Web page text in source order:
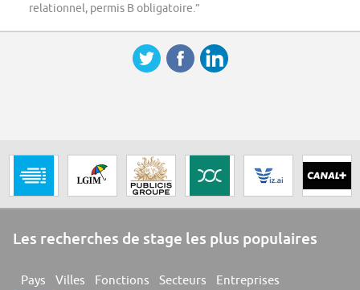
relationnel, permis B obligatoire.”
Les recherches de stage les plus populaires
Pays Villes Fonctions Secteurs Entreprises